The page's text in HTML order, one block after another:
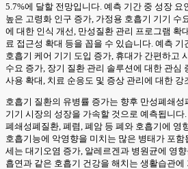
5.7%에 달할 전망입니다. 예측 기간 중 성장 요
높은 고령화 인구 증가, 가정용 호흡기 기기 수
에 대한 인식 개선, 만성질환 관리 프로그램 확
료 접근성 확대 등을 꼽을 수 있습니다. 예측
호흡기 케어 기기 도입 증가, 휴대가 간편하고
수요 증가, 장기 질환 관리 솔루션에 대한 관심
사용 확대, 치료 순응도 및 증상 관리에 대한 강
호흡기 질환의 유병률 증가는 향후 만성폐쇄성
기기 시장의 성장을 가속할 것으로 예측됩니다
폐쇄성폐질환, 폐렴, 폐암 등 폐와 호흡기에 영
호흡기능에 악영향을 미치는 많은 병태가 포함
세는 대기오염 증가, 알레르겐과 병원균에 영
흡연과 같은 호흡기 건강을 해치는 생활습관에